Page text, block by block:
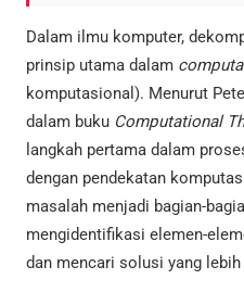
Dalam ilmu komputer,
prinsip utama dalam
komputasional). Menurut
dalam buku Computational
langkah pertama dalam
dengan pendekatan
masalah menjadi bagian-
mengidentifikasi elemen-
dan mencari solusi yang